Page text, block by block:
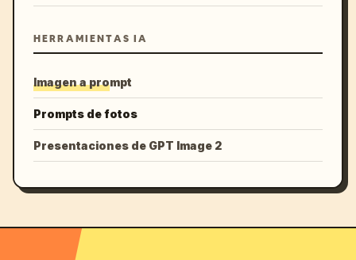
HERRAMIENTAS IA
Imagen a prompt
Prompts de fotos
Presentaciones de GPT Image 2